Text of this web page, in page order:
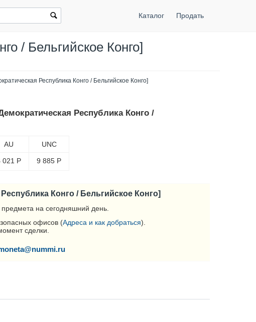
Каталог Продать
/ Бельгийское Конго]
Республика Конго / Бельгийское Конго]
Республика Конго /
AU
021 Р
UNC
9 885 Р
Конго / Бельгийское Конго]
на сегодняшний день.
офисов (Адреса и как добраться).
сделки.